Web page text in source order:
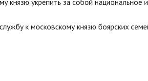
укрепить за собой национальное
к московскому князю боярских